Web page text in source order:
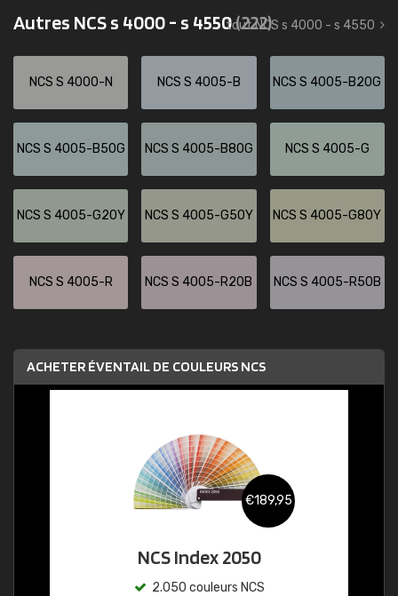
Autres NCS s 4000 - s 4550(222)
tout NCS s 4000 - s 4550
NCS S 4000-N NCS S 4005-B NCS S 4005-B20G
NCS S 4005-B50G NCS S 4005-B80G NCS S 4005-G
NCS S 4005-G20Y NCS S 4005-G50Y NCS S 4005-G80Y
NCS S 4005-R NCS S 4005-R20B NCS S 4005-R50B
ACHETER ÉVENTAIL DE COULEURS NCS
€189,95
NCS Index 2050
2.050 couleurs NCS